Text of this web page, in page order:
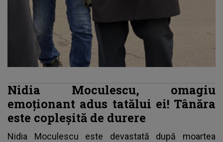
Nidia Moculescu, omagiu
emoționant adus tatălui ei! Tânăra
este copleșită de durere
Nidia Moculescu este devastată după moartea